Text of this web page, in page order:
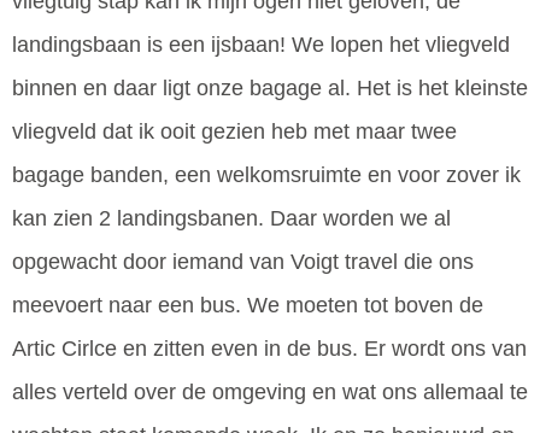
landingsbaan is een ijsbaan! We lopen het vliegveld
binnen en daar ligt onze bagage al. Het is het kleinste
vliegveld dat ik ooit gezien heb met maar twee
bagage banden, een welkomsruimte en voor zover ik
kan zien 2 landingsbanen. Daar worden we al
opgewacht door iemand van Voigt travel die ons
meevoert naar een bus. We moeten tot boven de
Artic Cirlce en zitten even in de bus. Er wordt ons van
alles verteld over de omgeving en wat ons allemaal te